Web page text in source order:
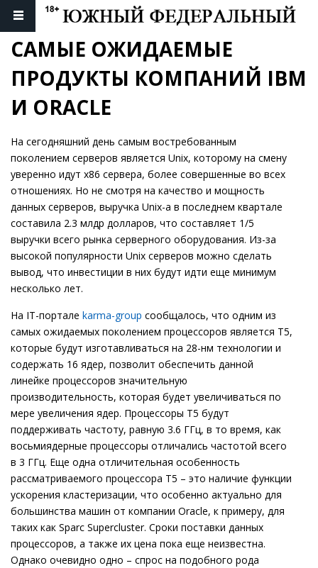
САМЫЕ ОЖИДАЕМЫЕ
ПРОДУКТЫ КОМПАНИЙ IBM
И ORACLE
На сегодняшний день самым востребованным
поколением серверов является Unix, которому на смену
уверенно идут х86 сервера, более совершенные во всех
отношениях. Но не смотря на качество и мощность
данных серверов, выручка Unix-а в последнем квартале
составила 2.3 млдр долларов, что составляет 1/5
выручки всего рынка серверного оборудования. Из-за
высокой популярности Unix серверов можно сделать
вывод, что инвестиции в них будут идти еще минимум
несколько лет.
На IT-портале karma-group сообщалось, что одним из
самых ожидаемых поколением процессоров является Т5,
которые будут изготавливаться на 28-нм технологии и
содержать 16 ядер, позволит обеспечить данной
линейке процессоров значительную
производительность, которая будет увеличиваться по
мере увеличения ядер. Процессоры Т5 будут
поддерживать частоту, равную 3.6 ГГц, в то время, как
восьмиядерные процессоры отличались частотой всего
в 3 ГГц. Еще одна отличительная особенность
рассматриваемого процессора T5 – это наличие функции
ускорения кластеризации, что особенно актуально для
большинства машин от компании Oracle, к примеру, для
таких как Sparc Supercluster. Сроки поставки данных
процессоров, а также их цена пока еще неизвестна.
Однако очевидно одно – спрос на подобного рода